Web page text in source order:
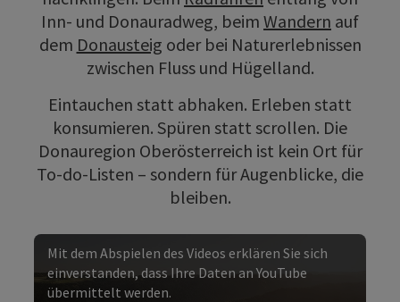
Inn- und Donauradweg, beim Wandern auf
dem Donausteig oder bei Naturerlebnissen
zwischen Fluss und Hügelland.
Eintauchen statt abhaken. Erleben statt
konsumieren. Spüren statt scrollen. Die
Donauregion Oberösterreich ist kein Ort für
To-do-Listen – sondern für Augenblicke, die
bleiben.
Mit dem Abspielen des Videos erklären Sie sich
einverstanden, dass Ihre Daten an YouTube
übermittelt werden.